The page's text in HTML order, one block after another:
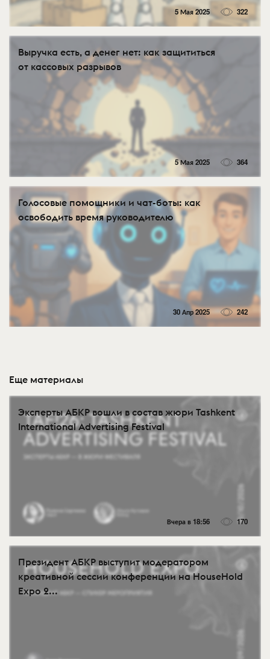
5 Мая 2025 322
Выручка есть, а денег нет: как защититься
от кассовых разрывов
5 Мая 2025 364
Голосовые помощники и чат-боты: как
освободить время руководителю
30 Апр 2025 242
Еще материалы
Эксперты АБКР вошли в состав жюри Tashkent
International Advertising Festival
Вчера в 18:56 170
Президент АБКР выступит модератором
креативной сессии конференции на HouseHold
Expo 2...